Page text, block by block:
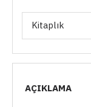
Kitaplık
AÇIKLAMA